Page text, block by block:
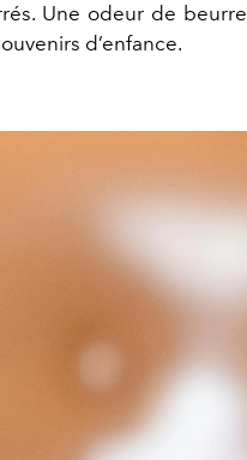
Une odeur de beurre
d’enfance.